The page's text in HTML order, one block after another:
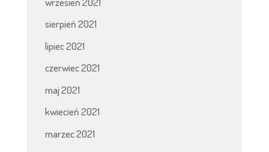
sierpień 2021
lipiec 2021
czerwiec 2021
maj 2021
kwiecień 2021
marzec 2021